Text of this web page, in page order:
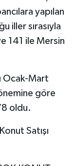
yapılan
iller sırasıyla
141 ile Mersin
Ocak-Mart
göre
oldu.
Satışı